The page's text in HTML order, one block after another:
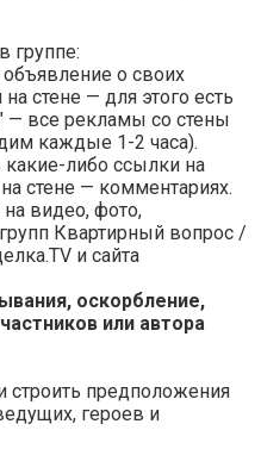
группе:
о своих
стене — для этого есть
— все рекламы со стены
каждые 1-2 часа).
либо ссылки на
стене — комментариях.
видео, фото,
Квартирный вопрос /
и сайта
оскорбление,
или автора
строить предположения
героев и